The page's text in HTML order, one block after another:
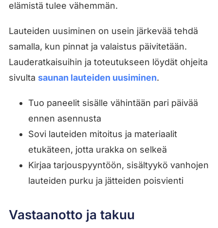
elämistä tulee vähemmän.
Lauteiden uusiminen on usein järkevää tehdä
samalla, kun pinnat ja valaistus päivitetään.
Lauderatkaisuihin ja toteutukseen löydät ohjeita
sivulta saunan lauteiden uusiminen.
Tuo paneelit sisälle vähintään pari päivää
ennen asennusta
Sovi lauteiden mitoitus ja materiaalit
etukäteen, jotta urakka on selkeä
Kirjaa tarjouspyyntöön, sisältyykö vanhojen
lauteiden purku ja jätteiden poisvienti
Vastaanotto ja takuu